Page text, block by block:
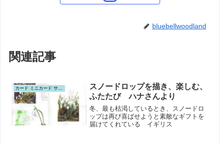
bluebellwoodland
関連記事
カード ミニカード サンキューカード ポストカード
スノードロップを描き、楽しむ、
ふたたび ハナさんより
冬、最も枯渇しているとき、スノードロ
ップは再び喜ばせようと素敵なギフトを
届けてくれている イギリス